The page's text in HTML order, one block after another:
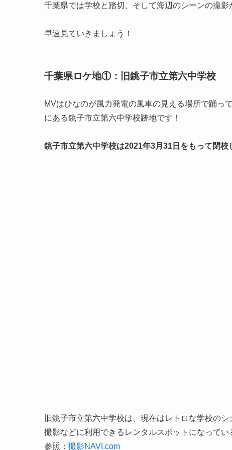
千葉県では学校と踏切、そして海辺のシーンの撮
早速見ていきましょう！
千葉県ロケ地①：旧銚子市立第六中学校
MVはひなのが風力発電の風車の見える場所で踊っ
にある銚子市立第六中学校跡地です！
銚子市立第六中学校は2021年3月31日をもって閉校
旧銚子市立第六中学校は、現在はレトロな学校の
撮影などに利用できるレンタルスポットになってい
参照： 撮影NAVI.com